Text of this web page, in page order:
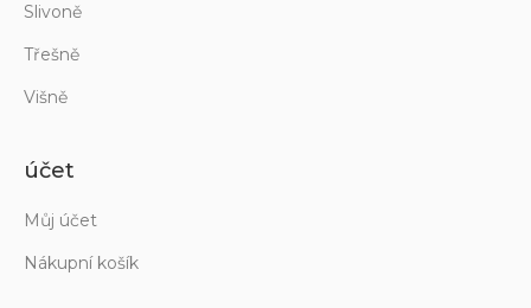
Slivoně
Třešně
Višně
účet
Můj účet
Nákupní košík